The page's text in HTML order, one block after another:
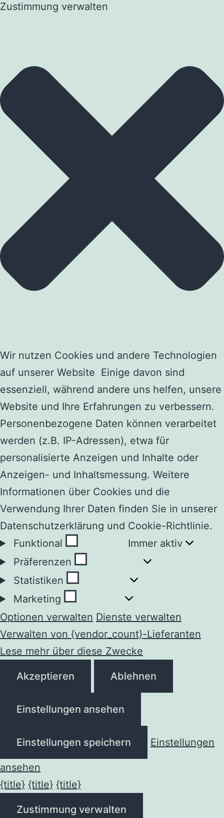
Zustimmung verwalten
Wir nutzen Cookies und andere Technologien
auf unserer Website Einige davon sind
essenziell, während andere uns helfen, unsere
Website und Ihre Erfahrungen zu verbessern.
Personenbezogene Daten können verarbeitet
werden (z.B. IP-Adressen), etwa für
personalisierte Anzeigen und Inhalte oder
Anzeigen- und Inhaltsmessung. Weitere
Informationen über Cookies und die
Verwendung Ihrer Daten finden Sie in unserer
Datenschutzerklärung und Cookie-Richtlinie.
Funktional
Immer aktiv
Präferenzen
Statistiken
Marketing
Optionen verwalten Dienste verwalten
Verwalten von {vendor_count}-Lieferanten
Lese mehr über diese Zwecke
Akzeptieren Ablehnen
Einstellungen ansehen
Einstellungen speichern Einstellungen
ansehen
{title} {title} {title}
Zustimmung verwalten